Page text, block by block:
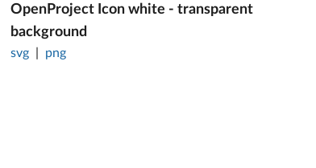
OpenProject Icon white - transparent
background
svg png